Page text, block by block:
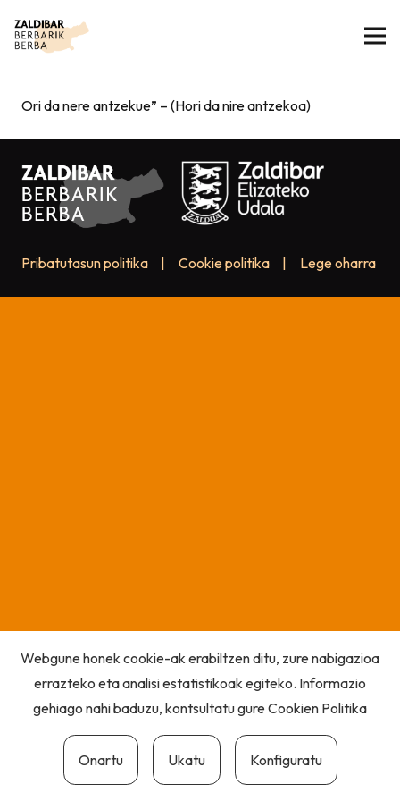
Ori da nere antzekue” – (Hori da nire antzekoa)
Pribatutasun politika Cookie politika Lege oharra
Webgune honek cookie-ak erabiltzen ditu, zure nabigazioa
errazteko eta analisi estatistikoak egiteko. Informazio
gehiago nahi baduzu, kontsultatu gureCookien Politika
Onartu Ukatu Konfiguratu